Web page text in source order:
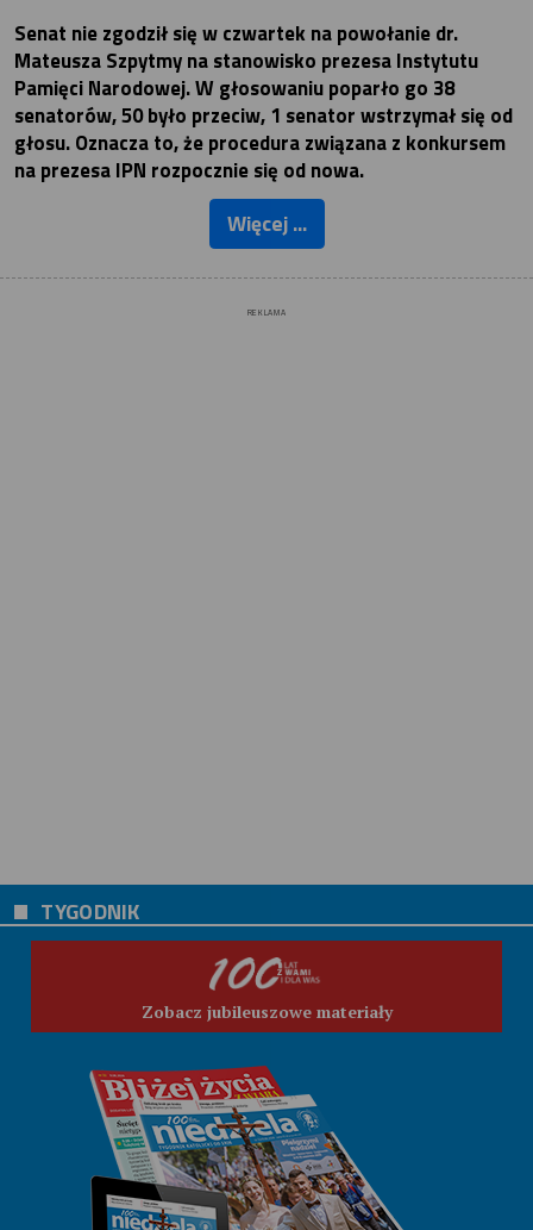
Senat nie zgodził się w czwartek na powołanie dr.
Mateusza Szpytmy na stanowisko prezesa Instytutu
Pamięci Narodowej. W głosowaniu poparło go 38
senatorów, 50 było przeciw, 1 senator wstrzymał się od
głosu. Oznacza to, że procedura związana z konkursem
na prezesa IPN rozpocznie się od nowa.
Więcej ...
REKLAMA
TYGODNIK
Zobacz jubileuszowe materiały